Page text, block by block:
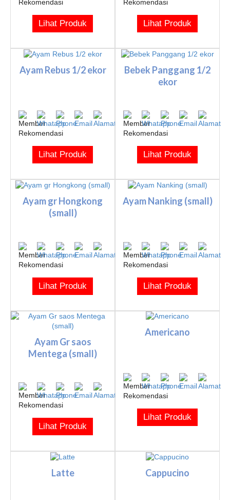
Lihat Produk Lihat Produk
Ayam Rebus 1/2 ekor
Lihat Produk
Bebek Panggang 1/2
ekor
Lihat Produk
Ayam gr Hongkong
(small)
Lihat Produk
Ayam Nanking (small)
Lihat Produk
Ayam Gr saos
Mentega (small)
Lihat Produk
Americano
Lihat Produk
Latte Cappucino